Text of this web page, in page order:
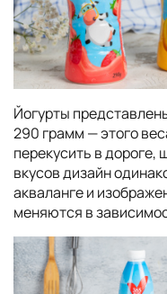
Йогурты
290 грамм — этого
перекусить в дороге,
вкусов дизайн
акваланге и
меняются в